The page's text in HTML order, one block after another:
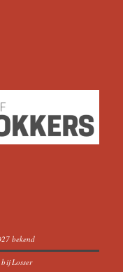
bekend
Losser